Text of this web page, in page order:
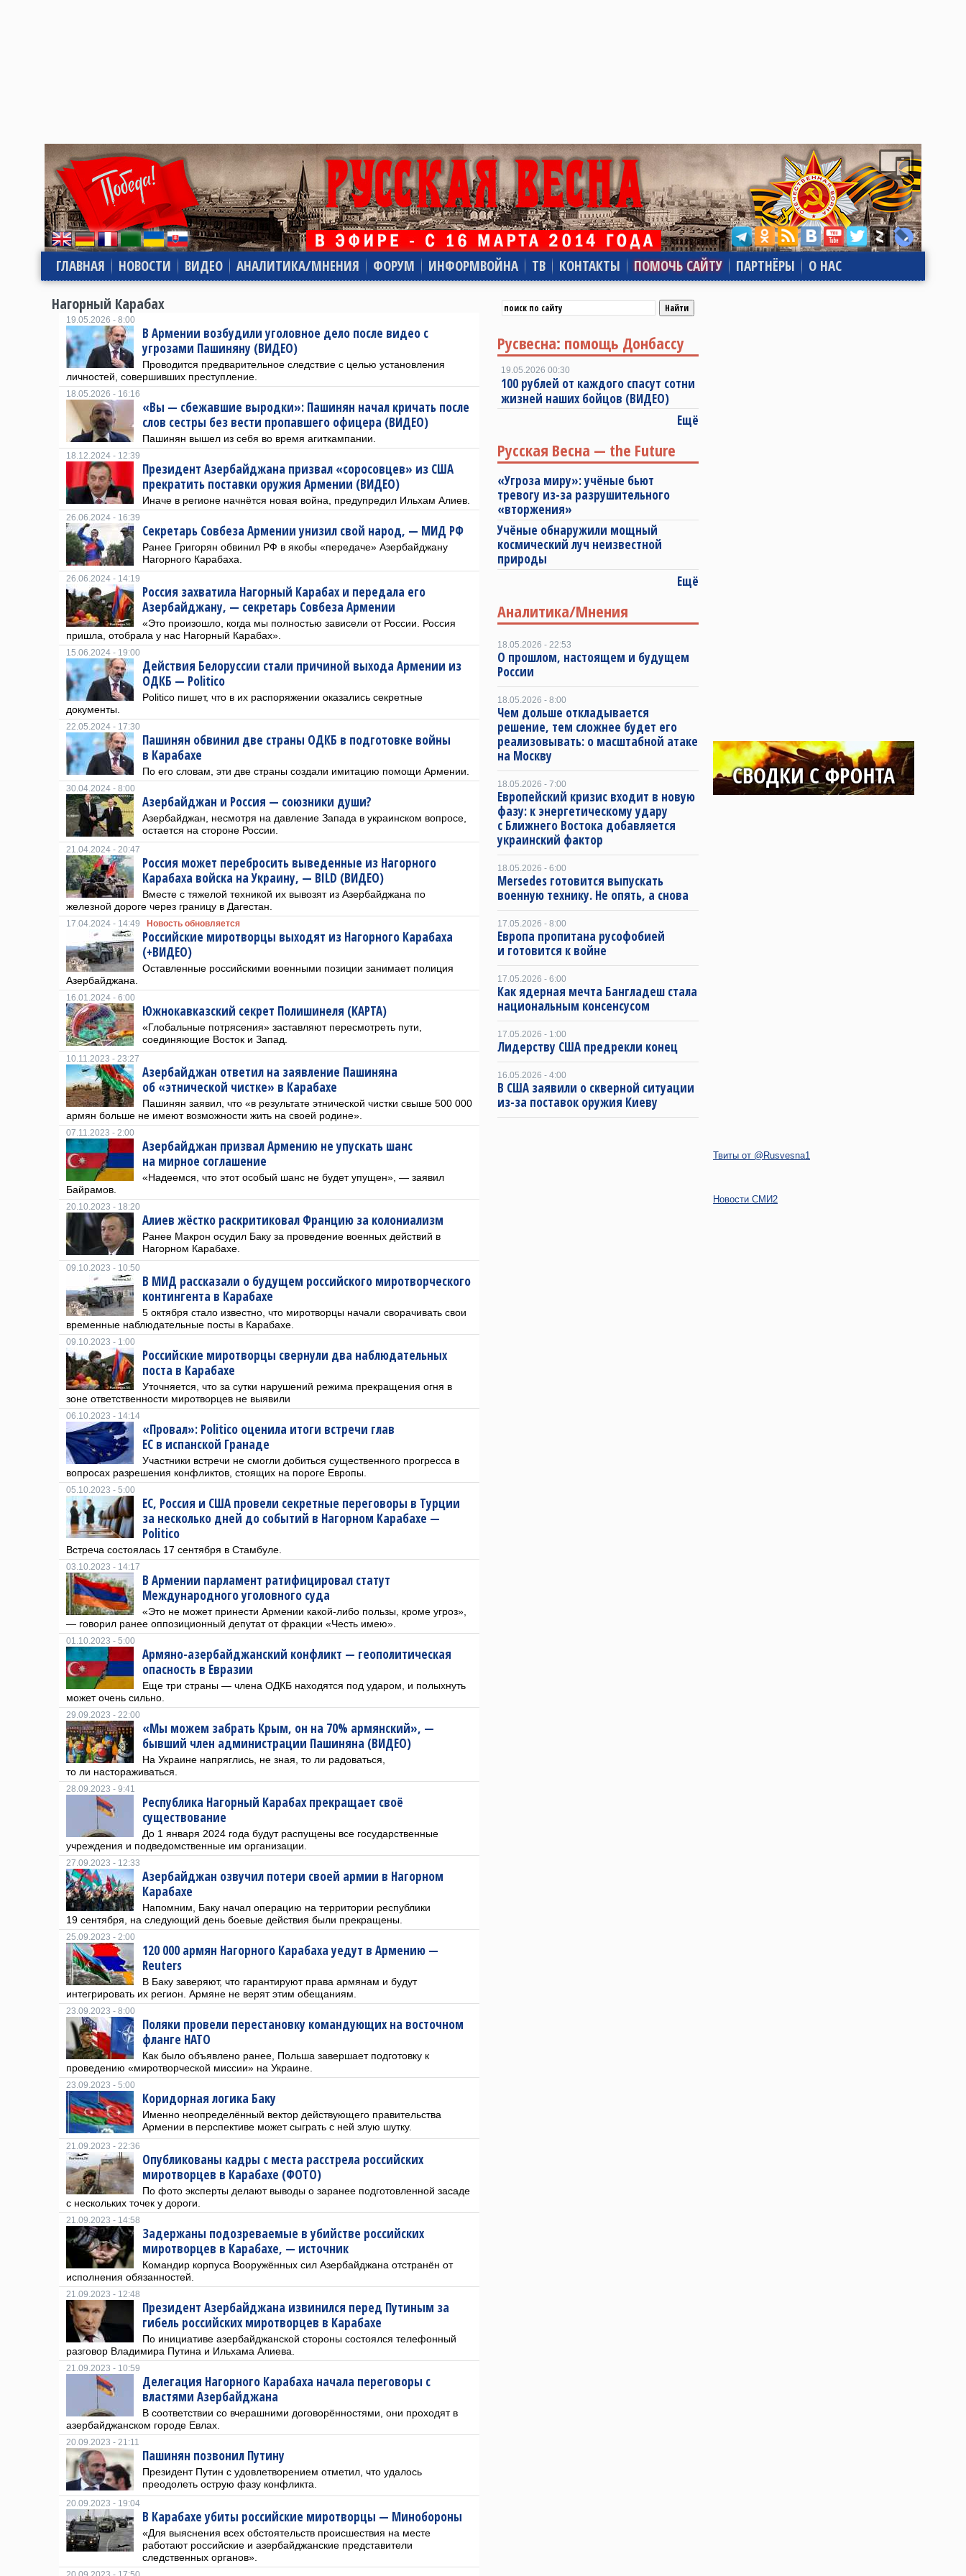
ГЛАВНАЯ НОВОСТИ ВИДЕО АНАЛИТИКА/МНЕНИЯ ФОРУМ ИНФОРМВОЙНА ТВ КОНТАКТЫ ПОМОЧЬ САЙТУ ПАРТНЁРЫ О НАС
Нагорный Карабах
19.05.2026 - 8:00
В Армении возбудили уголовное дело после видео с
угрозами Пашиняну (ВИДЕО)
Проводится предварительное следствие с целью установления
личностей, совершивших преступление.
18.05.2026 - 16:16
«Вы — сбежавшие выродки»: Пашинян начал кричать после
слов сестры без вести пропавшего офицера (ВИДЕО)
Пашинян вышел из себя во время агиткампании.
18.12.2024 - 12:39
Президент Азербайджана призвал «соросовцев» из США
прекратить поставки оружия Армении (ВИДЕО)
Иначе в регионе начнётся новая война, предупредил Ильхам Алиев.
26.06.2024 - 16:39
Секретарь Совбеза Армении унизил свой народ, — МИД РФ
Ранее Григорян обвинил РФ в якобы «передаче» Азербайджану
Нагорного Карабаха.
26.06.2024 - 14:19
Россия захватила Нагорный Карабах и передала его
Азербайджану, — секретарь Совбеза Армении
«Это произошло, когда мы полностью зависели от России. Россия
пришла, отобрала у нас Нагорный Карабах».
15.06.2024 - 19:00
Действия Белоруссии стали причиной выхода Армении из
ОДКБ — Politico
Politico пишет, что в их распоряжении оказались секретные
документы.
22.05.2024 - 17:30
Пашинян обвинил две страны ОДКБ в подготовке войны
в Карабахе
По его словам, эти две страны создали имитацию помощи Армении.
30.04.2024 - 8:00
Азербайджан и Россия — союзники души?
Азербайджан, несмотря на давление Запада в украинском вопросе,
остается на стороне России.
21.04.2024 - 20:47
Россия может перебросить выведенные из Нагорного
Карабаха войска на Украину, — BILD (ВИДЕО)
Вместе с тяжелой техникой их вывозят из Азербайджана по
железной дороге через границу в Дагестан.
17.04.2024 - 14:49 Новость обновляется
Российские миротворцы выходят из Нагорного Карабаха
(+ВИДЕО)
Оставленные российскими военными позиции занимает полиция
Азербайджана.
16.01.2024 - 6:00
Южнокавказский секрет Полишинеля (КАРТА)
«Глобальные потрясения» заставляют пересмотреть пути,
соединяющие Восток и Запад.
10.11.2023 - 23:27
Азербайджан ответил на заявление Пашиняна
об «этнической чистке» в Карабахе
Пашинян заявил, что «в результате этнической чистки свыше 500 000
армян больше не имеют возможности жить на своей родине».
07.11.2023 - 2:00
Азербайджан призвал Армению не упускать шанс
на мирное соглашение
«Надеемся, что этот особый шанс не будет упущен», — заявил
Байрамов.
20.10.2023 - 18:20
Алиев жёстко раскритиковал Францию за колониализм
Ранее Макрон осудил Баку за проведение военных действий в
Нагорном Карабахе.
09.10.2023 - 10:50
В МИД рассказали о будущем российского миротворческого
контингента в Карабахе
5 октября стало известно, что миротворцы начали сворачивать свои
временные наблюдательные посты в Карабахе.
09.10.2023 - 1:00
Российские миротворцы свернули два наблюдательных
поста в Карабахе
Уточняется, что за сутки нарушений режима прекращения огня в
зоне ответственности миротворцев не выявили
06.10.2023 - 14:14
«Провал»: Politico оценила итоги встречи глав
ЕС в испанской Гранаде
Участники встречи не смогли добиться существенного прогресса в
вопросах разрешения конфликтов, стоящих на пороге Европы.
05.10.2023 - 5:00
ЕС, Россия и США провели секретные переговоры в Турции
за несколько дней до событий в Нагорном Карабахе —
Politico
Встреча состоялась 17 сентября в Стамбуле.
03.10.2023 - 14:17
В Армении парламент ратифицировал статут
Международного уголовного суда
«Это не может принести Армении какой-либо пользы, кроме угроз»,
— говорил ранее оппозиционный депутат от фракции «Честь имею».
01.10.2023 - 5:00
Армяно-азербайджанский конфликт — геополитическая
опасность в Евразии
Еще три страны — члена ОДКБ находятся под ударом, и полыхнуть
может очень сильно.
29.09.2023 - 22:00
«Мы можем забрать Крым, он на 70% армянский», —
бывший член администрации Пашиняна (ВИДЕО)
На Украине напряглись, не зная, то ли радоваться,
то ли настораживаться.
28.09.2023 - 9:41
Республика Нагорный Карабах прекращает своё
существование
До 1 января 2024 года будут распущены все государственные
учреждения и подведомственные им организации.
27.09.2023 - 12:33
Азербайджан озвучил потери своей армии в Нагорном
Карабахе
Напомним, Баку начал операцию на территории республики
19 сентября, на следующий день боевые действия были прекращены.
25.09.2023 - 2:00
120 000 армян Нагорного Карабаха уедут в Армению —
Reuters
В Баку заверяют, что гарантируют права армянам и будут
интегрировать их регион. Армяне не верят этим обещаниям.
23.09.2023 - 8:00
Поляки провели перестановку командующих на восточном
фланге НАТО
Как было объявлено ранее, Польша завершает подготовку к
проведению «миротворческой миссии» на Украине.
23.09.2023 - 5:00
Коридорная логика Баку
Именно неопределённый вектор действующего правительства
Армении в перспективе может сыграть с ней злую шутку.
21.09.2023 - 22:36
Опубликованы кадры с места расстрела российских
миротворцев в Карабахе (ФОТО)
По фото эксперты делают выводы о заранее подготовленной засаде
с нескольких точек у дороги.
21.09.2023 - 14:58
Задержаны подозреваемые в убийстве российских
миротворцев в Карабахе, — источник
Командир корпуса Вооружённых сил Азербайджана отстранён от
исполнения обязанностей.
21.09.2023 - 12:48
Президент Азербайджана извинился перед Путиным за
гибель российских миротворцев в Карабахе
По инициативе азербайджанской стороны состоялся телефонный
разговор Владимира Путина и Ильхама Алиева.
21.09.2023 - 10:59
Делегация Нагорного Карабаха начала переговоры с
властями Азербайджана
В соответствии со вчерашними договорённостями, они проходят в
азербайджанском городе Евлах.
20.09.2023 - 21:11
Пашинян позвонил Путину
Президент Путин с удовлетворением отметил, что удалось
преодолеть острую фазу конфликта.
20.09.2023 - 19:04
В Карабахе убиты российские миротворцы — Минобороны
«Для выяснения всех обстоятельств происшествия на месте
работают российские и азербайджанские представители
следственных органов».
Русвесна: помощь Донбассу
19.05.2026 00:30
100 рублей от каждого спасут сотни
жизней наших бойцов (ВИДЕО)
Ещё
Русская Весна — the Future
«Угроза миру»: учёные бьют
тревогу из-за разрушительного
«вторжения»
Учёные обнаружили мощный
космический луч неизвестной
природы
Ещё
Аналитика/Мнения
18.05.2026 - 22:53
О прошлом, настоящем и будущем
России
18.05.2026 - 8:00
Чем дольше откладывается
решение, тем сложнее будет его
реализовывать: о масштабной атаке
на Москву
18.05.2026 - 7:00
Европейский кризис входит в новую
фазу: к энергетическому удару
с Ближнего Востока добавляется
украинский фактор
18.05.2026 - 6:00
Mersedes готовится выпускать
военную технику. Не опять, а снова
17.05.2026 - 8:00
Европа пропитана русофобией
и готовится к войне
17.05.2026 - 6:00
Как ядерная мечта Бангладеш стала
национальным консенсусом
17.05.2026 - 1:00
Лидерству США предрекли конец
16.05.2026 - 4:00
В США заявили о скверной ситуации
из-за поставок оружия Киеву
Твиты от @Rusvesna1
Новости СМИ2